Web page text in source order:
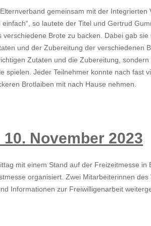
gemeinsam mit der Integrierten
so lautete der Titel und Gertrud
Brote zu backen. Dabei gab
und der Zubereitung der verschiedenen
Zutaten und die Zubereitung,
spielen. Jeder Teilnehmer konnte nach fast
Brotlaiben mit nach Hause nehmen.
November 2023
mit einem Stand auf der Freizeitmesse in
organisiert. Zwei Mitarbeiterinnen
Informationen zur Freiwilligenarbeit